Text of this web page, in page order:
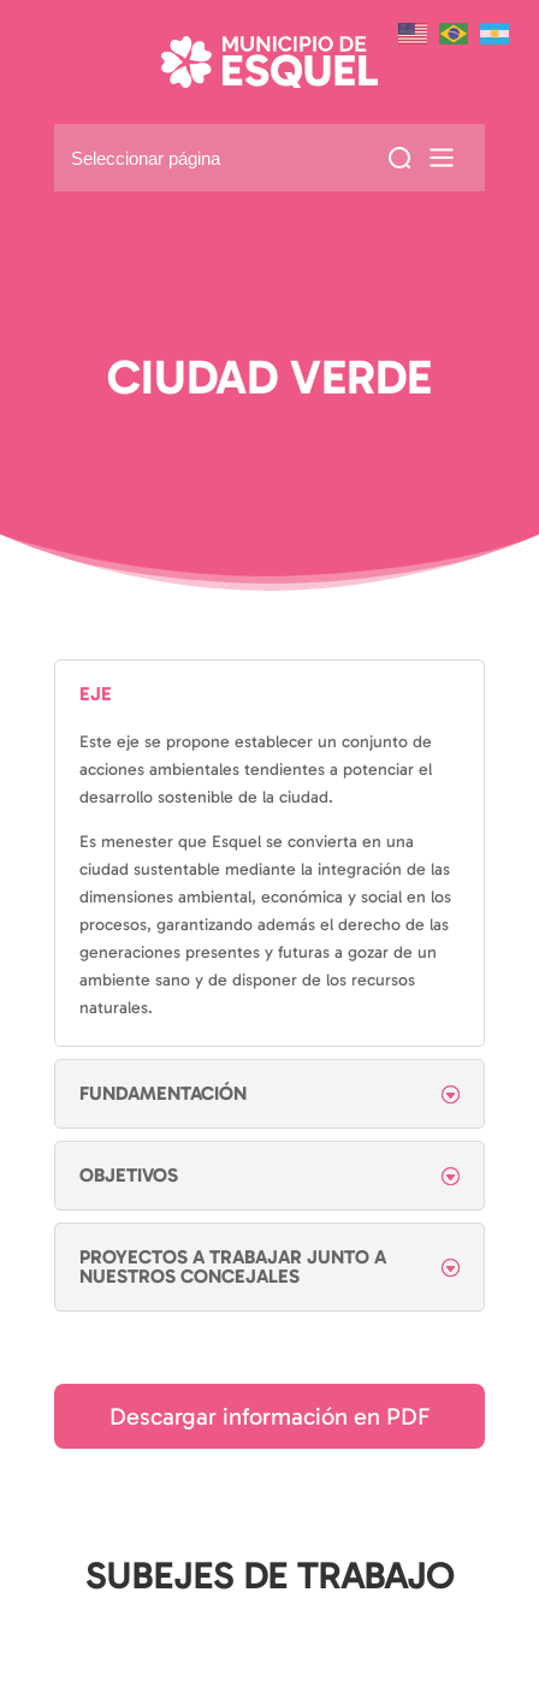
Seleccionar página
CIUDAD VERDE
EJE
Este eje se propone establecer un conjunto de
acciones ambientales tendientes a potenciar el
desarrollo sostenible de la ciudad.
Es menester que Esquel se convierta en una
ciudad sustentable mediante la integración de las
dimensiones ambiental, económica y social en los
procesos, garantizando además el derecho de las
generaciones presentes y futuras a gozar de un
ambiente sano y de disponer de los recursos
naturales.
FUNDAMENTACIÓN
OBJETIVOS
PROYECTOS A TRABAJAR JUNTO A
NUESTROS CONCEJALES
Descargar información en PDF
SUBEJES DE TRABAJO